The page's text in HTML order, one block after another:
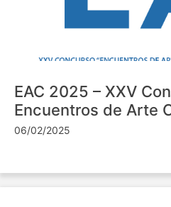
EAC 2025 – XXV
Encuentros de Arte
06/02/2025